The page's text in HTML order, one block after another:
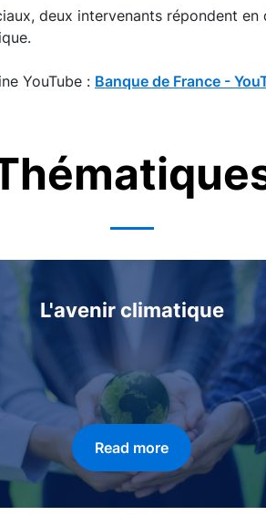
deux intervenants répondent
YouTube : Banque de France -
L'avenir climatique
Read more